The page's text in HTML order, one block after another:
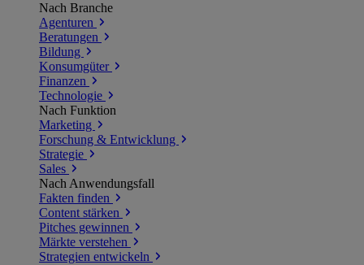
Nach Branche
Agenturen
Beratungen
Bildung
Konsumgüter
Finanzen
Technologie
Nach Funktion
Marketing
Forschung & Entwicklung
Strategie
Sales
Nach Anwendungsfall
Fakten finden
Content stärken
Pitches gewinnen
Märkte verstehen
Strategien entwickeln